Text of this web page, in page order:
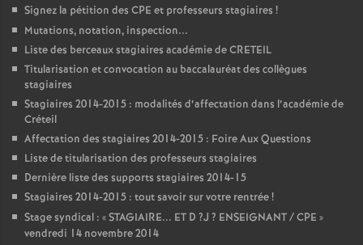
Signez la pétition des CPE et professeurs stagiaires !
Mutations, notation, inspection...
Liste des berceaux stagiaires académie deCRETEIL
Titularisation et convocation au baccalauréat des collègues
stagiaires
Stagiaires 2014-2015 : modalités d’affectation dans l’académie de
Créteil
Affectation des stagiaires 2014-2015 : Foire Aux Questions
Liste de titularisation des professeurs stagiaires
Dernière liste des supports stagiaires 2014-15
Stagiaires 2014-2015 : tout savoir sur votre rentrée!
Stage syndical : «STAGIAIRE... ET D ?J ? ENSEIGNANT/CPE »
vendredi 14 novembre 2014